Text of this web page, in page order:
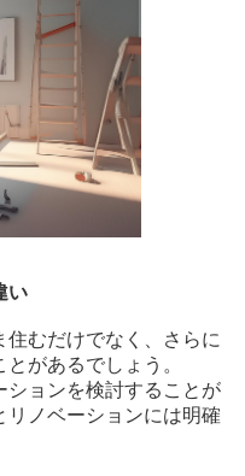
い
むだけでなく、さらに
があるでしょう。
ションを検討することが
リノベーションには明確